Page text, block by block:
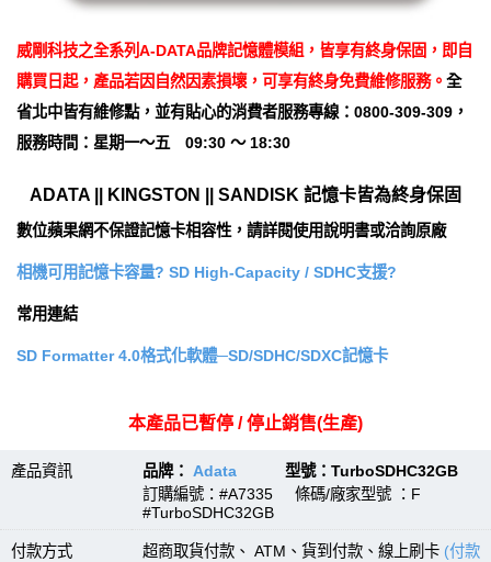
威剛科技之全系列A-DATA品牌記憶體模組，皆享有終身保固，即自
購買日起，產品若因自然因素損壞，可享有終身免費維修服務。 全
省北中皆有維修點，並有貼心的消費者服務專線：0800-309-309，
服務時間：星期一～五 09:30 ～ 18:30
ADATA || KINGSTON || SANDISK 記憶卡皆為終身保固
數位蘋果網不保證記憶卡相容性，請詳閱使用說明書或洽詢原廠
相機可用記憶卡容量? SD High-Capacity / SDHC支援?
常用連結
SD Formatter 4.0格式化軟體─SD/SDHC/SDXC記憶卡
本產品已暫停 / 停止銷售(生產)
產品資訊 品牌： Adata 型號：TurboSDHC32GB
訂購編號：#A7335 條碼/廠家型號 ：F
#TurboSDHC32GB
付款方式 超商取貨付款、 ATM、貨到付款、線上刷卡 (付款